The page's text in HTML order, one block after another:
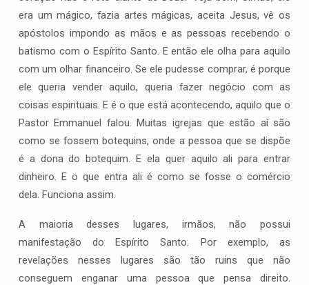
era um mágico, fazia artes mágicas, aceita Jesus, vê os
apóstolos impondo as mãos e as pessoas recebendo o
batismo com o Espírito Santo. E então ele olha para aquilo
com um olhar financeiro. Se ele pudesse comprar, é porque
ele queria vender aquilo, queria fazer negócio com as
coisas espirituais. E é o que está acontecendo, aquilo que o
Pastor Emmanuel falou. Muitas igrejas que estão aí são
como se fossem botequins, onde a pessoa que se dispõe
é a dona do botequim. E ela quer aquilo ali para entrar
dinheiro. E o que entra ali é como se fosse o comércio
dela. Funciona assim.
A maioria desses lugares, irmãos, não possui
manifestação do Espírito Santo. Por exemplo, as
revelações nesses lugares são tão ruins que não
conseguem enganar uma pessoa que pensa direito.